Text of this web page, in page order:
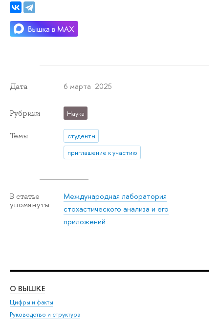
Дата 6 марта 2025
Рубрики Наука
Темы
студенты
приглашение к участию
В статье
упомянуты
Международная лаборатория
стохастического анализа и его
приложений
О ВЫШКЕ
Цифры и факты
Руководство и структура